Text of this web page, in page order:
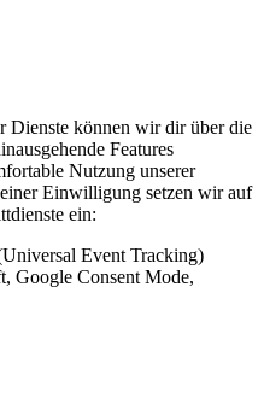
Dienste können wir dir über die
Features
Nutzung unserer
Einwilligung setzen wir auf
ein:
Event Tracking)
Google Consent Mode,